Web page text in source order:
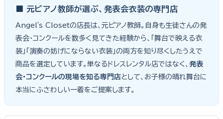
■ 元ピアノ教師が選ぶ、発表会衣装の専門店
Angel's Closetの店長は、元ピアノ教師。自身も生徒さんの発
表会・コンクールを数多く見てきた経験から、「舞台で映える衣
装」「演奏の妨げにならない衣装」の両方を知り尽くしたうえで
商品を選定しています。単なるドレスレンタル店ではなく、 発表
会・コンクールの現場を知る専門店として、お子様の晴れ舞台に
本当にふさわしい一着をご提案します。